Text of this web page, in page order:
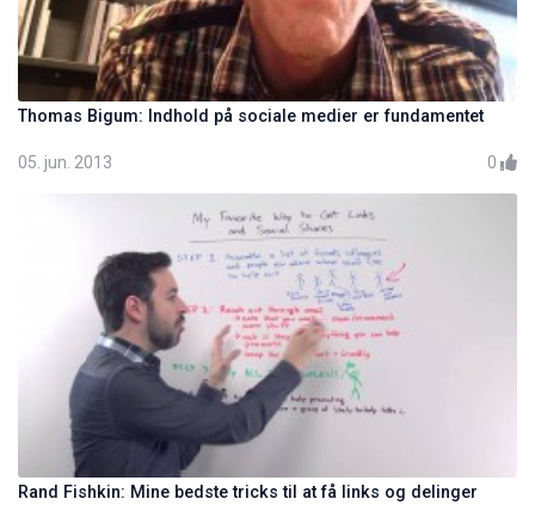
Thomas Bigum: Indhold på sociale medier er fundamentet
05. jun. 2013 0
Rand Fishkin: Mine bedste tricks til at få links og delinger